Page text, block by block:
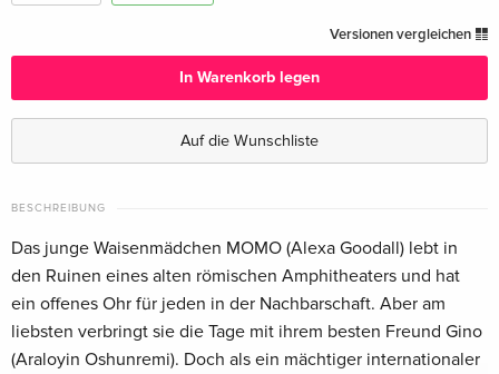
Versionen vergleichen
In Warenkorb legen
Auf die Wunschliste
BESCHREIBUNG
Das junge Waisenmädchen MOMO (Alexa Goodall) lebt in
den Ruinen eines alten römischen Amphitheaters und hat
ein offenes Ohr für jeden in der Nachbarschaft. Aber am
liebsten verbringt sie die Tage mit ihrem besten Freund Gino
(Araloyin Oshunremi). Doch als ein mächtiger internationaler